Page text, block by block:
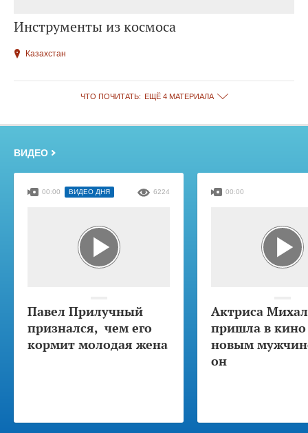
Инструменты из космоса
Казахстан
ЧТО ПОЧИТАТЬ: ЕЩЁ 4 МАТЕРИАЛА
ВИДЕО
Павел Прилучный
признался, чем его
кормит молодая жена
00:00 ВИДЕО ДНЯ 6224
Актриса
пришла в кино
новым
он
00:00